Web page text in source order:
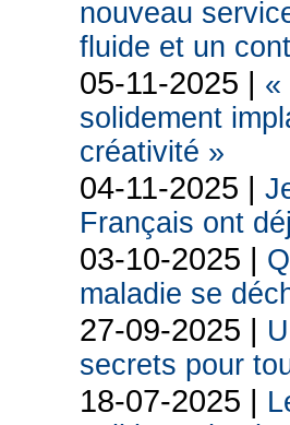
nouveau
fluide et un
05-11-2025 | «
solidement
créativité »
04-11-2025 |
Français ont
03-10-2025 |
maladie se
27-09-2025 |
secrets pour
18-07-2025 |